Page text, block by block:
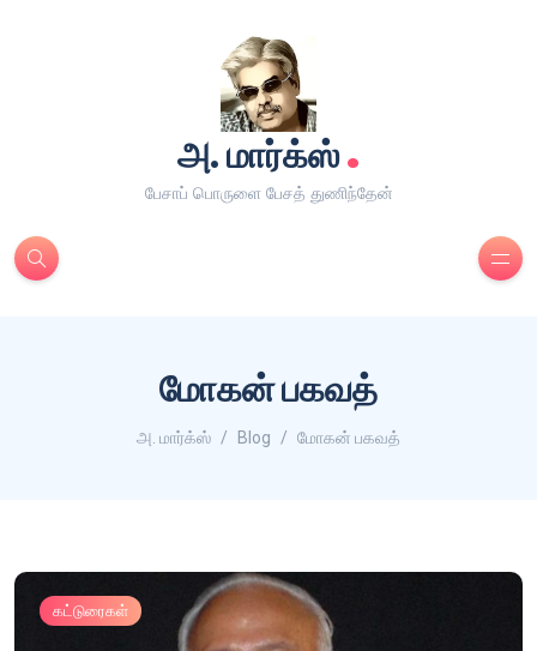
அ. மார்க்ஸ்.
பேசாப் பொருளை பேசத் துணிந்தேன்
மோகன் பகவத்
அ. மார்க்ஸ் Blog மோகன் பகவத்
கட்டுரைகள்